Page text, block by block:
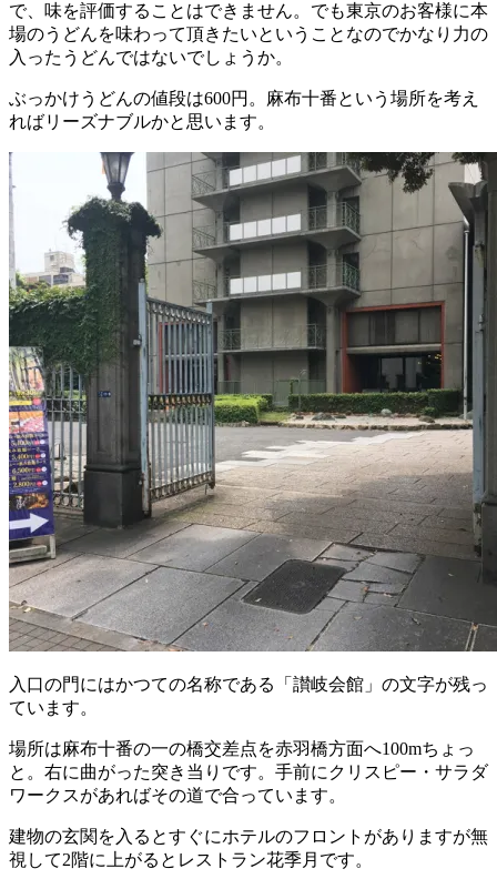
で、味を評価することはできません。でも東京のお客様に本
場のうどんを味わって頂きたいということなのでかなり力の
入ったうどんではないでしょうか。
ぶっかけうどんの値段は600円。麻布十番という場所を考え
ればリーズナブルかと思います。
入口の門にはかつての名称である「讃岐会館」の文字が残っ
ています。
場所は麻布十番の一の橋交差点を赤羽橋方面へ100mちょっ
と。右に曲がった突き当りです。手前にクリスピー・サラダ
ワークスがあればその道で合っています。
建物の玄関を入るとすぐにホテルのフロントがありますが無
視して2階に上がるとレストラン花季月です。